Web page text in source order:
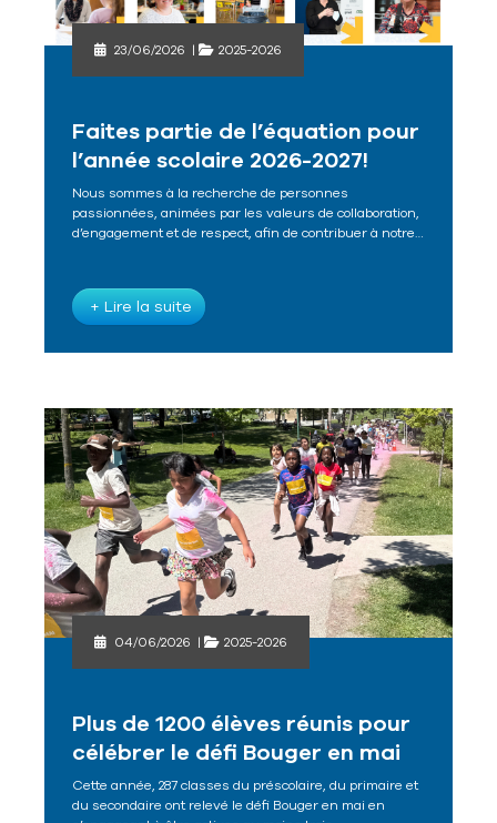
23/06/2026 | 2025-2026
Faites partie de l’équation pour
l’année scolaire 2026-2027!
Nous sommes à la recherche de personnes
passionnées, animées par les valeurs de collaboration,
d’engagement et de respect, afin de contribuer à notre…
+ Lire la suite
04/06/2026 | 2025-2026
Plus de 1200 élèves réunis pour
célébrer le défi Bouger en mai
Cette année, 287 classes du préscolaire, du primaire et
du secondaire ont relevé le défi Bouger en mai en